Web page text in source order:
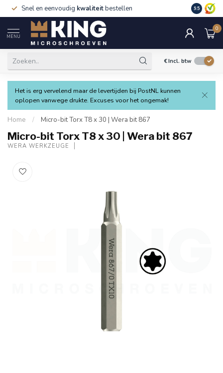
Snel en eenvoudig kwaliteitbestellen 9.5
MENU
0
€Incl. btw
Het is erg vervelend maar de levertijden bij PostNL kunnen
oplopen vanwege drukte. Excuses voor het ongemak!
Home / Micro-bit Torx T8 x 30 | Wera bit 867
Micro-bit Torx T8 x 30 | Wera bit 867
WERA WERKZEUGE